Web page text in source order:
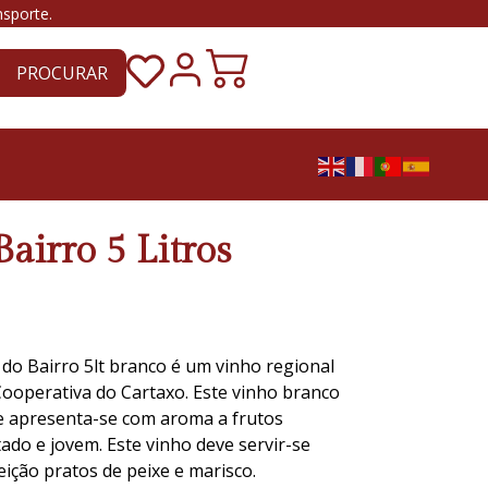
PROCURAR
5 Litros
Bairro 5lt branco é um vinho regional
do Cartaxo. Este vinho branco
se com aroma a frutos
e jovem. Este vinho deve servir-se
pratos de peixe e marisco.